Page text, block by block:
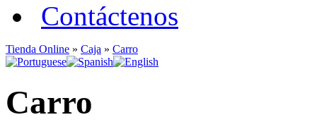
Contáctenos
Tienda Online » Caja » Carro
Carro